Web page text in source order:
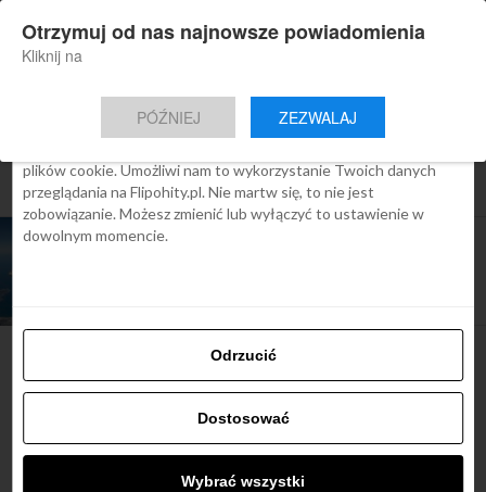
Nowa aplikacja Flipohity
Aktualne wiadomości, artykuły, TOP
Instalacja
All posts tagged "abu dhabi"
ARTYKUŁY
Najbardziej popularne
Śladami Harry’ego Pottera:
Zgoda Szczegóły O cookies
Ta strona używa plików cookies
We Flipo robimy wszystko, aby pokazać Ci tylko te treści, które
plików cookie. Umożliwi nam to wykorzystanie Twoich danych
przeglądania na Flipohity.pl. Nie martw się, to nie jest
zobowiązanie. Możesz zmienić lub wyłączyć to ustawienie w
dowolnym momencie.
Odrzucić
Dostosować
Wybrać wszystki
Otrzymuj od nas najnowsze powiadomienia
Kliknij na
PÓŹNIEJ ZEZWALAJ